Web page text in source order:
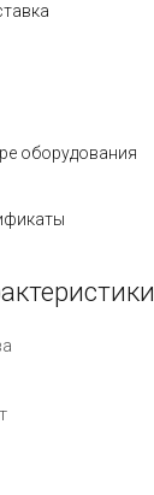
оборудования